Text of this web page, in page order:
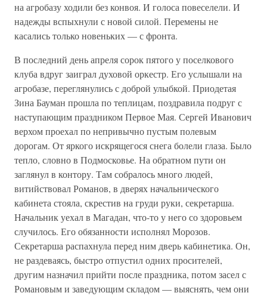
на агробазу ходили без конвоя. И голоса повеселели. И
надежды вспыхнули с новой силой. Перемены не
касались только новеньких — с фронта.
В последний день апреля сорок пятого у поселкового
клуба вдруг заиграл духовой оркестр. Его услышали на
агробазе, переглянулись с доброй улыбкой. Приодетая
Зина Бауман прошла по теплицам, поздравила подруг с
наступающим праздником Первое Мая. Сергей Иванович
верхом проехал по непривычно пустым полевым
дорогам. От яркого искрящегося снега болели глаза. Было
тепло, словно в Подмосковье. На обратном пути он
заглянул в контору. Там собралось много людей,
витийствовал Романов, в дверях начальнического
кабинета стояла, скрестив на груди руки, секретарша.
Начальник уехал в Магадан, что-то у него со здоровьем
случилось. Его обязанности исполнял Морозов.
Секретарша распахнула перед ним дверь кабинетика. Он,
не раздеваясь, быстро отпустил одних просителей,
другим назначил прийти после праздника, потом засел с
Романовым и заведующим складом — выяснять, чем они